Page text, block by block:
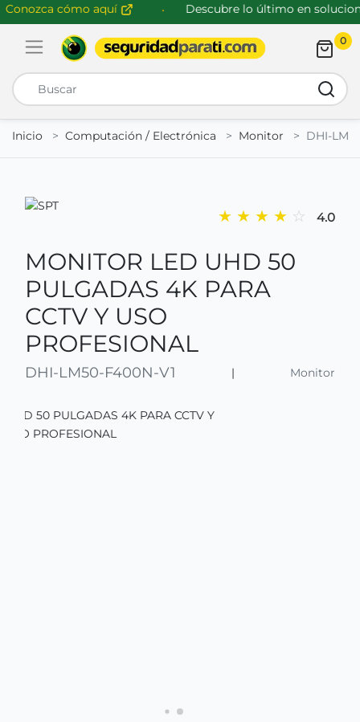
cómo aquí Descubre lo último en
Abrir menú de navegación
0
Inicio
Computación / Electrónica Monitor DHI-
★ ★ ★ ★ ☆ 4.0
MONITOR LED UHD 50
PULGADAS 4K PARA
CCTV Y USO
PROFESIONAL
DHI-LM50-F400N-V1 | Monitor